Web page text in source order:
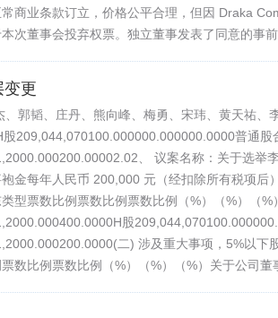
商业条款订立，价格公平合理，但因 Draka
次董事会投弃权票。独立董事发表了同意的事
变更
、郭韬、庄丹、熊向峰、梅勇、宋玮、黄天祐、
209,044,070100.000000.000000.0000普通股
、 议案名称：关于选举
金每年人民币 200,000 元（经扣除所有税项后
型票数比例票数比例票数比例（%）（%）（%
股
二) 涉及重大事项，5%以下
数比例票数比例（%）（%）（%）关于公司